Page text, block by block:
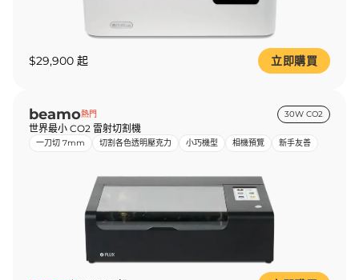
$29,900 起 立即購買
beamo熱門 30W CO2
世界最小 CO2 雷射切割機
一刀切 7mm 切割各色透明壓克力 小巧機型 相機預覽 新手友善